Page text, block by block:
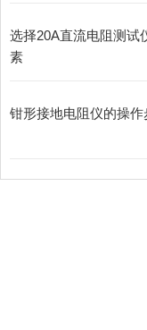
选择20A直流电阻测试
素
钳形接地电阻仪的操